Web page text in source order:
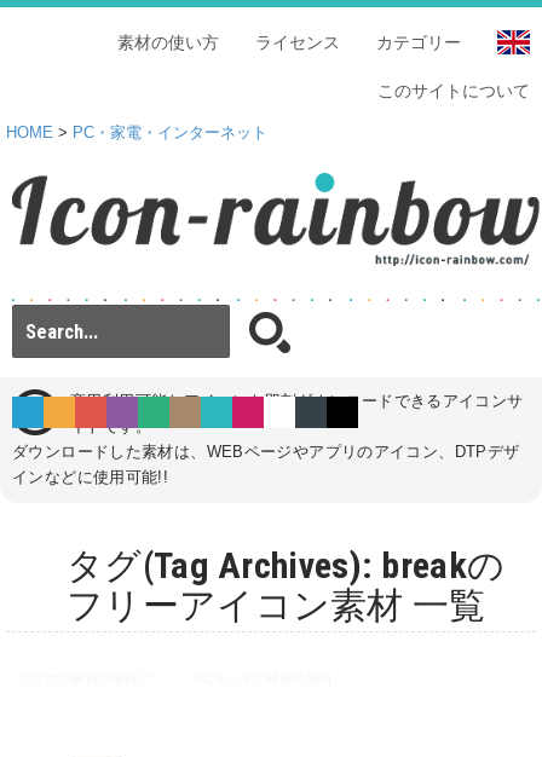
カテゴリー
ライセンス
素材の使い方
このサイトについて
HOME > PC・家電・インターネット
商用利用可能なアイコンを即刻ダウンロードできるアイコンサ
イトです。
ダウンロードした素材は、WEBページやアプリのアイコン、DTPデザ
インなどに使用可能!!
タグ(Tag Archives): breakの
フリーアイコン素材 一覧